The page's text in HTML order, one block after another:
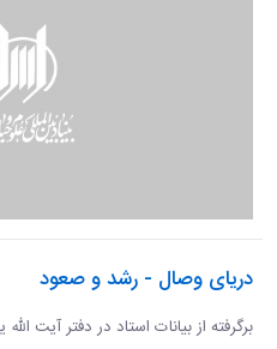
دریای وصال - رشد و صعود
برگرفته از بیانات استاد در دفتر آیت الله